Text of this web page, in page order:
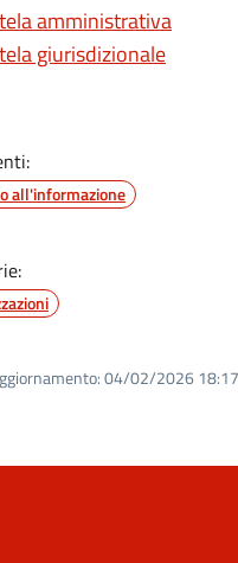
amministrativa
giurisdizionale
all'informazione
04/02/2026